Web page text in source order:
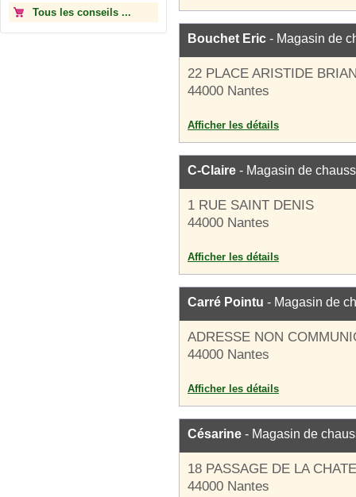
Tous les conseils ...
Bouchet Eric - Magasin de
22 PLACE ARISTIDE
44000 Nantes
Afficher les détails
C-Claire - Magasin de
1 RUE SAINT DENIS
44000 Nantes
Afficher les détails
Carré Pointu - Magasin de
ADRESSE NON
44000 Nantes
Afficher les détails
Césarine - Magasin de
18 PASSAGE DE LA
44000 Nantes